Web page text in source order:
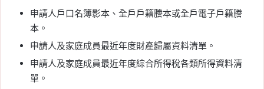
申請人戶口名簿影本、全戶戶籍謄本或全戶電子戶籍謄
本。
申請人及家庭成員最近年度財產歸屬資料清單。
申請人及家庭成員最近年度綜合所得稅各類所得資料清
單。